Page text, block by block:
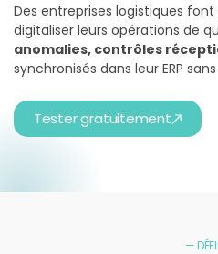
Des entreprises logistiques
digitaliser leurs opérations de
anomalies, contrôles
synchronisés dans leur ERP
Tester gratuitement
—